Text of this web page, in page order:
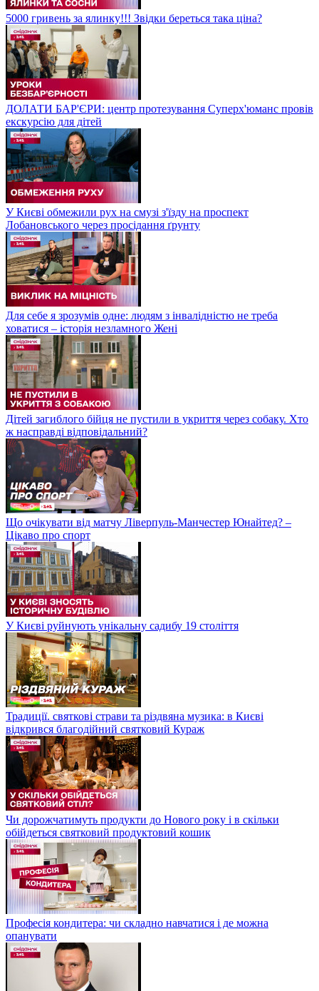
5000 гривень за ялинку!!! Звідки береться така ціна?
ДОЛАТИ БАР'ЄРИ: центр протезування Суперх'юманс провів
екскурсію для дітей
У Києві обмежили рух на смузі з'їзду на проспект
Лобановського через просідання ґрунту
Для себе я зрозумів одне: людям з інвалідністю не треба
ховатися – історія незламного Жені
Дітей загиблого бійця не пустили в укриття через собаку. Хто
ж насправді відповідальний?
Що очікувати від матчу Ліверпуль-Манчестер Юнайтед? –
Цікаво про спорт
У Києві руйнують унікальну садибу 19 століття
Традиції. святкові страви та різдвяна музика: в Києві
відкрився благодійний святковий Кураж
Чи дорожчатимуть продукти до Нового року і в скільки
обійдеться святковий продуктовий кошик
Професія кондитера: чи складно навчатися і де можна
опанувати